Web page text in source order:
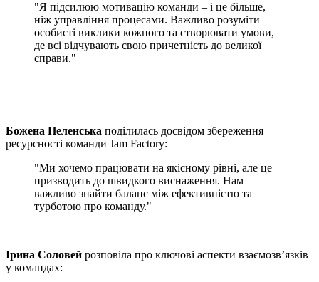
"Я підсилюю мотивацію команди – і це більше,
ніж управління процесами. Важливо розуміти
особисті виклики кожного та створювати умови,
де всі відчувають свою причетність до великої
справи."
Божена Пеленська поділилась досвідом збереження
ресурсності команди Jam Factory:
"Ми хочемо працювати на якісному рівні, але це
призводить до швидкого виснаження. Нам
важливо знайти баланс між ефективністю та
турботою про команду."
Ірина Соловей розповіла про ключові аспекти взаємозв’язків
у командах: